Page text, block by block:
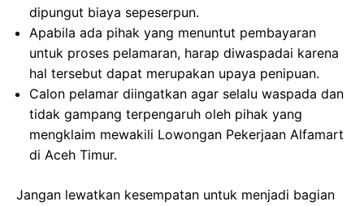
dipungut biaya sepeserpun.
Apabila ada pihak yang menuntut pembayaran
untuk proses pelamaran, harap diwaspadai karena
hal tersebut dapat merupakan upaya penipuan.
Calon pelamar diingatkan agar selalu waspada dan
tidak gampang terpengaruh oleh pihak yang
mengklaim mewakili Lowongan Pekerjaan Alfamart
di Aceh Timur.
Jangan lewatkan kesempatan untuk menjadi bagian